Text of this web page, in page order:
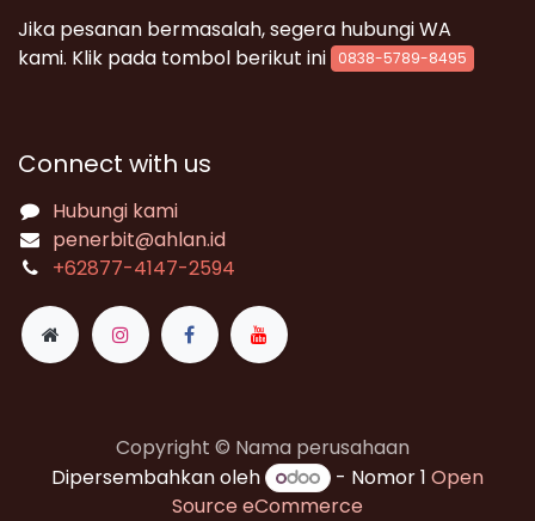
Jika pesanan bermasalah, segera hubungi WA
kami. Klik pada tombol berikut ini
0838-5789-8495
Connect with us
Hubungi kami
penerbit@ahlan.id
+62877-4147-2594
Copyright © Nama perusahaan
Dipersembahkan oleh
- Nomor 1 Open
Source eCommerce